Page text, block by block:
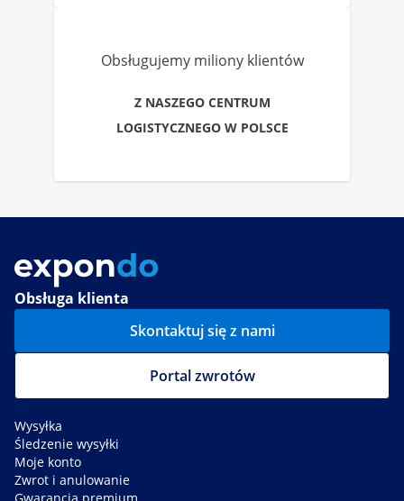
Obsługujemy miliony klientów
Z NASZEGO CENTRUM
LOGISTYCZNEGO W POLSCE
Obsługa klienta
Skontaktuj się z nami
Portal zwrotów
Wysyłka
Śledzenie wysyłki
Moje konto
Zwrot i anulowanie